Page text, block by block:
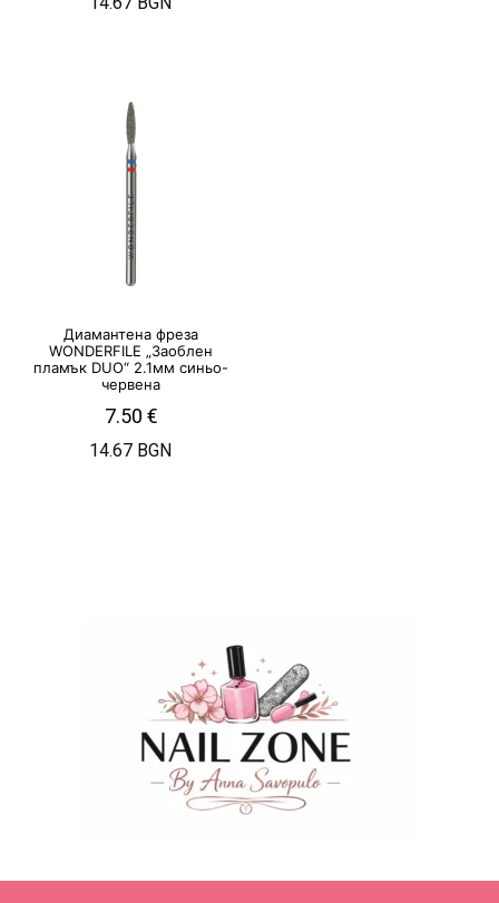
Диамантена фреза
WONDERFILE „Заоблен
пламък DUO“ 2.1мм синьо-
червена
7.50 €
14.67 BGN